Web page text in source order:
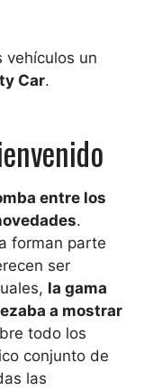
vehículos un
Car.
entre los
.
forman parte
ser
la gama
a mostrar
todo los
conjunto de
las